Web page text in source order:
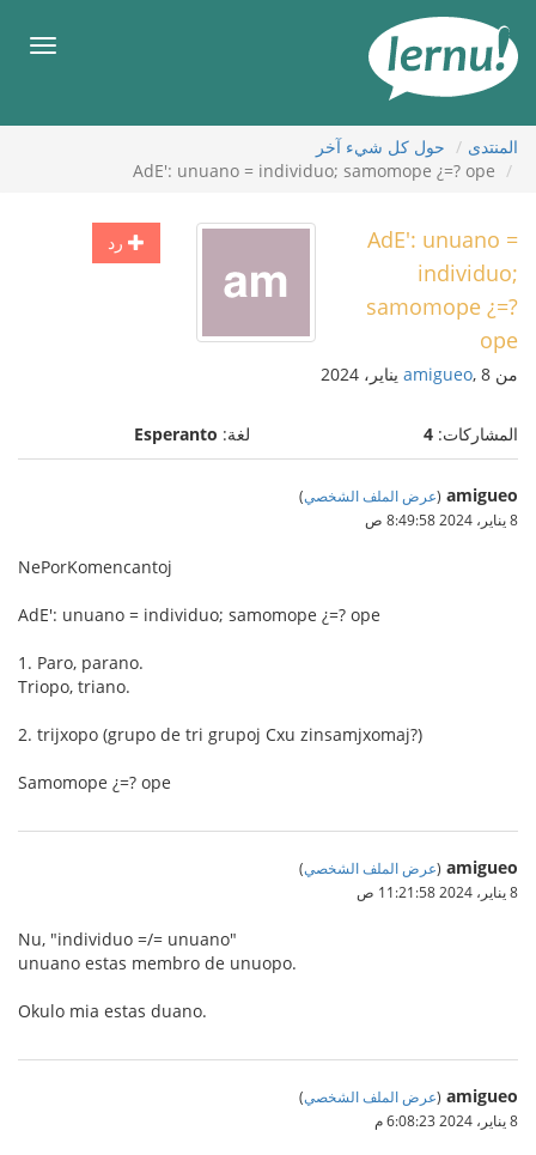
المحتويات
قائمة
المنتدى
حول كل شيء آخر
AdE': unuano = individuo; samomope ¿=? ope
رد
AdE': unuano =
individuo;
samomope ¿=?
ope
من amigueo, 8 يناير، 2024
المشاركات: 4 لغة: Esperanto
amigueo
(عرض الملف الشخصي)
8 يناير، 2024 8:49:58 ص
NePorKomencantoj
AdE': unuano = individuo; samomope ¿=? ope
1. Paro, parano.
Triopo, triano.
2. trijxopo (grupo de tri grupoj Cxu zinsamjxomaj?)
Samomope ¿=? ope
amigueo
(عرض الملف الشخصي)
8 يناير، 2024 11:21:58 ص
Nu, "individuo =/= unuano"
unuano estas membro de unuopo.
Okulo mia estas duano.
amigueo
(عرض الملف الشخصي)
8 يناير، 2024 6:08:23 م